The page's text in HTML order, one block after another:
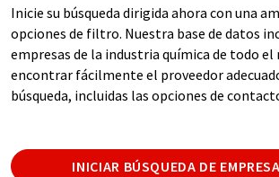
Inicie su búsqueda dirigida ahora con una
opciones de filtro. Nuestra base de datos
empresas de la industria química de todo el
encontrar fácilmente el proveedor
búsqueda, incluidas las opciones de
INICIAR BÚSQUEDA DE